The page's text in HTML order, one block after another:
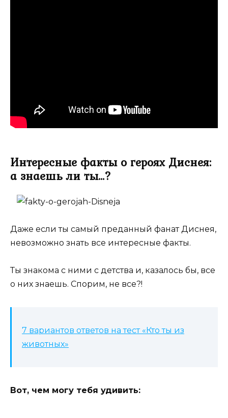
Интересные факты о героях Диснея:
а знаешь ли ты…?
Даже если ты самый преданный фанат Диснея,
невозможно знать все интересные факты.
Ты знакома с ними с детства и, казалось бы, все
о них знаешь. Спорим, не все?!
7 вариантов ответов на тест «Кто ты из
животных»
Вот, чем могу тебя удивить: